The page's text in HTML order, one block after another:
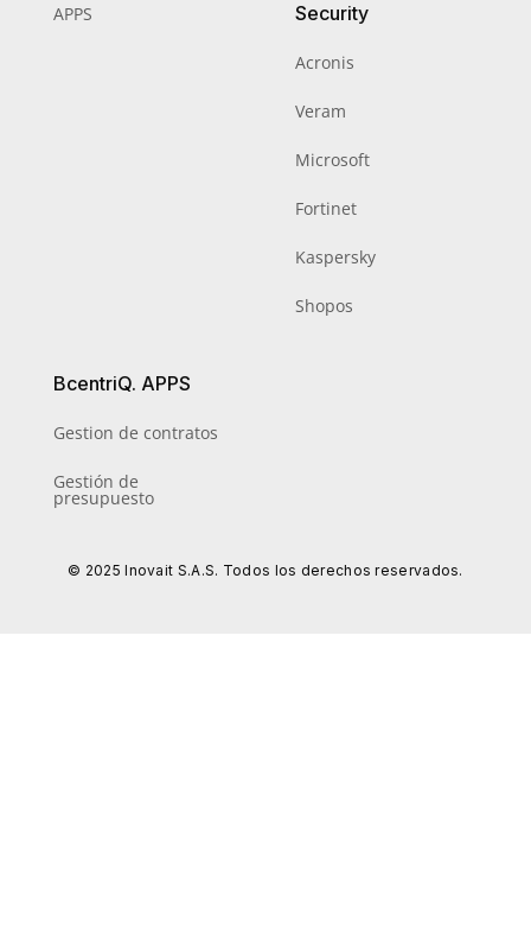
APPS Security
Acronis
Veram
Microsoft
Fortinet
Kaspersky
Shopos
BcentriQ. APPS
Gestion de contratos
Gestión de
presupuesto
© 2025 Inovait S.A.S. Todos los derechos reservados.